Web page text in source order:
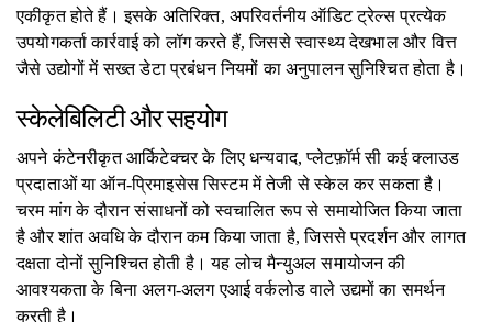
एकीकृत होते हैं। इसके अतिरिक्त, अपरिवर्तनीय ऑडिट ट्रेल्स प्रत्येक
उपयोगकर्ता कार्रवाई को लॉग करते हैं, जिससे स्वास्थ्य देखभाल और वित्त
जैसे उद्योगों में सख्त डेटा प्रबंधन नियमों का अनुपालन सुनिश्चित होता है।
स्केलेबिलिटी और सहयोग
अपने कंटेनरीकृत आर्किटेक्चर के लिए धन्यवाद, प्लेटफ़ॉर्म सी कई क्लाउड
प्रदाताओं या ऑन-प्रिमाइसेस सिस्टम में तेजी से स्केल कर सकता है।
चरम मांग के दौरान संसाधनों को स्वचालित रूप से समायोजित किया जाता
है और शांत अवधि के दौरान कम किया जाता है, जिससे प्रदर्शन और लागत
दक्षता दोनों सुनिश्चित होती है। यह लोच मैन्युअल समायोजन की
आवश्यकता के बिना अलग-अलग एआई वर्कलोड वाले उद्यमों का समर्थन
करती है।